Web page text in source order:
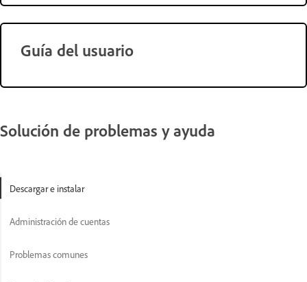
Guía del usuario
Solución de problemas y ayuda
Descargar e instalar
Administración de cuentas
Problemas comunes